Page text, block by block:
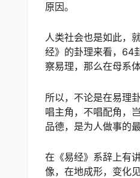
原因。
人类社会也是如此，
经》的卦理来看，64
察易理，那么在母系
所以，不论是在易理
唱主角，不唱配角，
品德，是为人做事的
在《易经》系辞上有
像，在地成形，变化见